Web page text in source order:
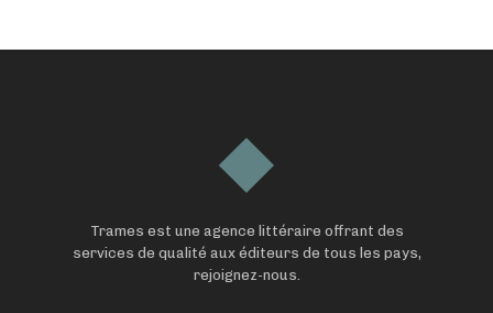
Trames est une agence littéraire offrant des
services de qualité aux éditeurs de tous les pays,
rejoignez-nous.